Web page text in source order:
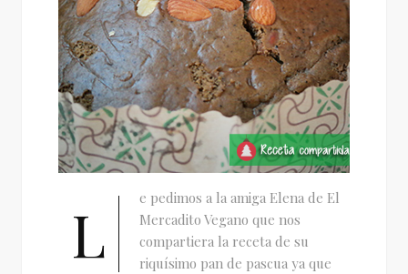
L
e pedimos a la amiga Elena de El
Mercadito Vegano que nos
compartiera la receta de su
riquísimo pan de pascua ya que